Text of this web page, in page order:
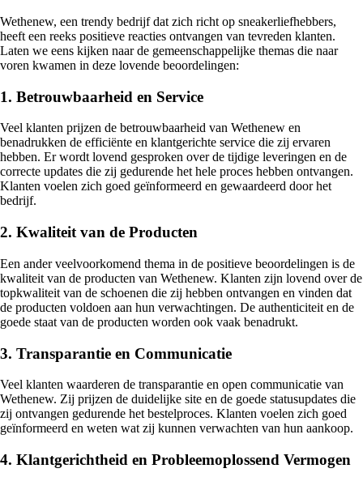
Wethenew, een trendy bedrijf dat zich richt op sneakerliefhebbers,
heeft een reeks positieve reacties ontvangen van tevreden klanten.
Laten we eens kijken naar de gemeenschappelijke themas die naar
voren kwamen in deze lovende beoordelingen:
1. Betrouwbaarheid en Service
Veel klanten prijzen de betrouwbaarheid van Wethenew en
benadrukken de efficiënte en klantgerichte service die zij ervaren
hebben. Er wordt lovend gesproken over de tijdige leveringen en de
correcte updates die zij gedurende het hele proces hebben ontvangen.
Klanten voelen zich goed geïnformeerd en gewaardeerd door het
bedrijf.
2. Kwaliteit van de Producten
Een ander veelvoorkomend thema in de positieve beoordelingen is de
kwaliteit van de producten van Wethenew. Klanten zijn lovend over de
topkwaliteit van de schoenen die zij hebben ontvangen en vinden dat
de producten voldoen aan hun verwachtingen. De authenticiteit en de
goede staat van de producten worden ook vaak benadrukt.
3. Transparantie en Communicatie
Veel klanten waarderen de transparantie en open communicatie van
Wethenew. Zij prijzen de duidelijke site en de goede statusupdates die
zij ontvangen gedurende het bestelproces. Klanten voelen zich goed
geïnformeerd en weten wat zij kunnen verwachten van hun aankoop.
4. Klantgerichtheid en Probleemoplossend Vermogen